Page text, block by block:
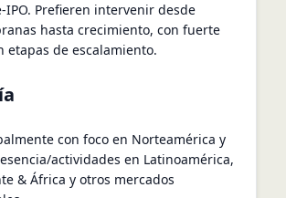
IPO. Prefieren intervenir desde
hasta crecimiento, con fuerte
etapas de escalamiento.
con foco en Norteamérica y
actividades en Latinoamérica,
& África y otros mercados